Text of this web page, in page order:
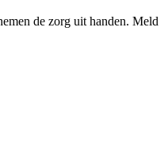
de zorg uit handen. Meld